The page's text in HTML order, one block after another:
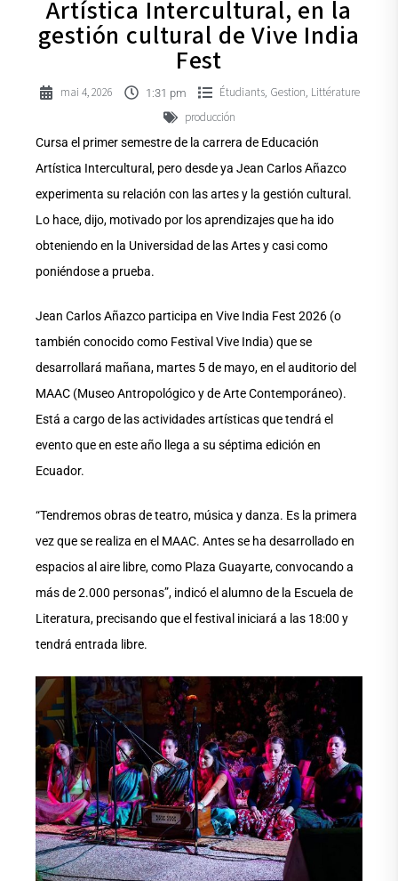
Artística Intercultural, en la
gestión cultural de Vive India
Fest
mai 4, 2026 1:31 pm Étudiants, Gestion, Littérature
producción
Cursa el primer semestre de la carrera de Educación
Artística Intercultural, pero desde ya Jean Carlos Añazco
experimenta su relación con las artes y la gestión cultural.
Lo hace, dijo, motivado por los aprendizajes que ha ido
obteniendo en la Universidad de las Artes y casi como
poniéndose a prueba.
Jean Carlos Añazco participa en Vive India Fest 2026 (o
también conocido como Festival Vive India) que se
desarrollará mañana, martes 5 de mayo, en el auditorio del
MAAC (Museo Antropológico y de Arte Contemporáneo).
Está a cargo de las actividades artísticas que tendrá el
evento que en este año llega a su séptima edición en
Ecuador.
“Tendremos obras de teatro, música y danza. Es la primera
vez que se realiza en el MAAC. Antes se ha desarrollado en
espacios al aire libre, como Plaza Guayarte, convocando a
más de 2.000 personas”, indicó el alumno de la Escuela de
Literatura, precisando que el festival iniciará a las 18:00 y
tendrá entrada libre.